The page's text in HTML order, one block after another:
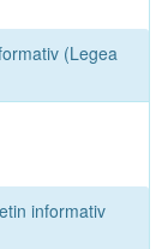
(Legea
informativ